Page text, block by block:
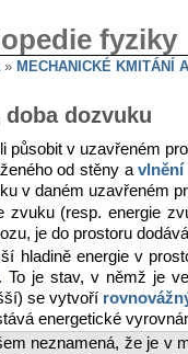
fyziky
» MECHANICKÉ KMITÁNÍ
doba dozvuku
působit v uzavřeném
od stěny avlnění
v daném uzavřeném
zvuku (resp. energie
je do prostoru
hladině energie v
. To je stav, v němž je
se vytvoří
energetické
neznamená, že je v